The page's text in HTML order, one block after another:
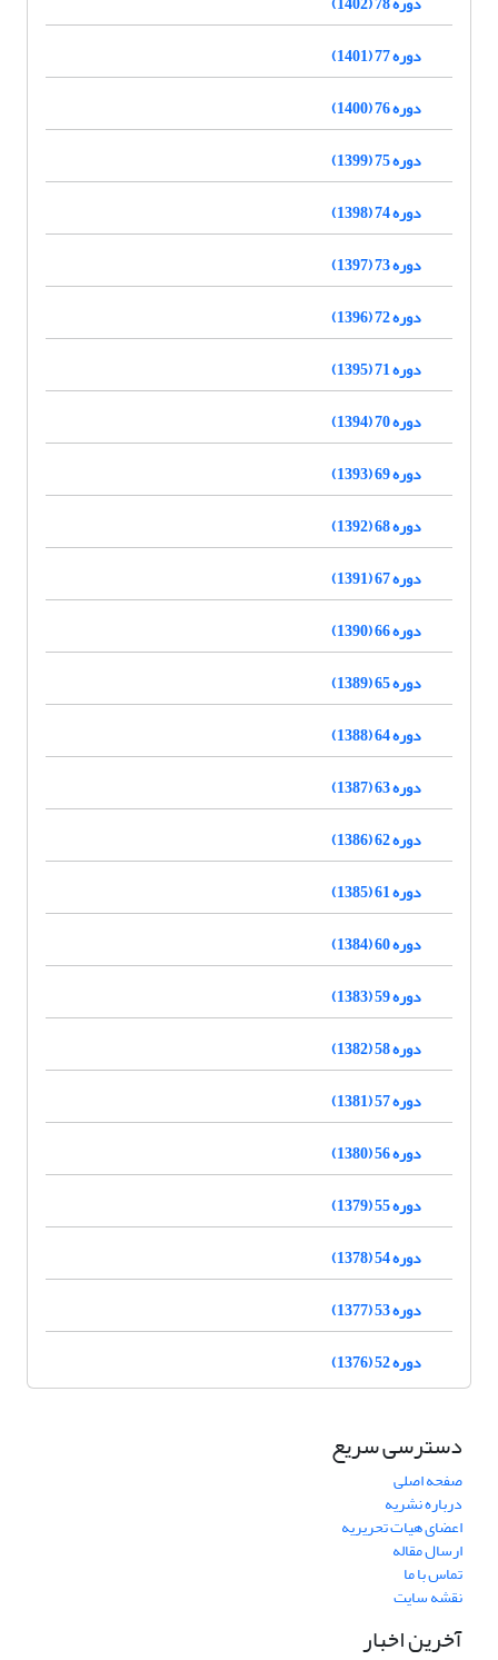
دوره 77 (1401)
دوره 76 (1400)
دوره 75 (1399)
دوره 74 (1398)
دوره 73 (1397)
دوره 72 (1396)
دوره 71 (1395)
دوره 70 (1394)
دوره 69 (1393)
دوره 68 (1392)
دوره 67 (1391)
دوره 66 (1390)
دوره 65 (1389)
دوره 64 (1388)
دوره 63 (1387)
دوره 62 (1386)
دوره 61 (1385)
دوره 60 (1384)
دوره 59 (1383)
دوره 58 (1382)
دوره 57 (1381)
دوره 56 (1380)
دوره 55 (1379)
دوره 54 (1378)
دوره 53 (1377)
دوره 52 (1376)
دسترسی سریع
صفحه اصلی
درباره نشریه
اعضای هیات تحریریه
ارسال مقاله
تماس با ما
نقشه سایت
آخرین اخبار